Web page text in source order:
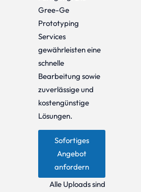
Gree-Ge
Prototyping
Services
gewährleisten eine
schnelle
Bearbeitung sowie
zuverlässige und
kostengünstige
Lösungen.
Sofortiges
Angebot
anfordern
Alle Uploads sind